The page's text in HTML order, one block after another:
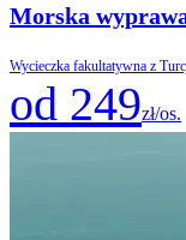
Morska
Wycieczka fakultatywna z
od 249zł/os.